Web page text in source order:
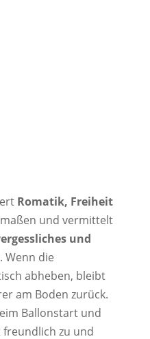
Romatik, Freiheit
und vermittelt
und
. Wenn die
abheben, bleibt
am Boden zurück.
Ballonstart und
zu und